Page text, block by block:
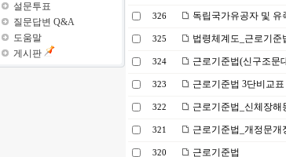
설문투표
질문답변 Q&A
도움말
게시판
326 독립국가유공자 및 유
325 법령체계도_근로기준
324 근로기준법(신구조문
323 근로기준법 3단비교
322 근로기준법_신체장해
321 근로기준법_개정문개
320 근로기준법